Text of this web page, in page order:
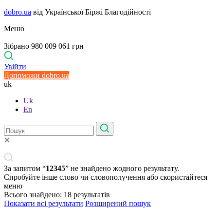
dobro.ua від Української Біржі Благодійності
Меню
Зібрано 980 009 061 грн
Увійти
Допоможи dobro.ua
uk
Uk
En
За запитом “12345” не знайдено жодного результату.
Спробуйте інше слово чи словополучення або скористайтеся
меню
Всього знайдено: 18 результатів
Показати всі результати Розширений пошук